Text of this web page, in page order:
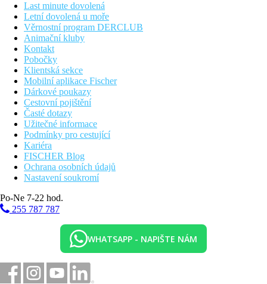
Last minute dovolená
Letní dovolená u moře
Věrnostní program DERCLUB
Animační kluby
Kontakt
Pobočky
Klientská sekce
Mobilní aplikace Fischer
Dárkové poukazy
Cestovní pojištění
Časté dotazy
Užitečné informace
Podmínky pro cestující
Kariéra
FISCHER Blog
Ochrana osobních údajů
Nastavení soukromí
Po-Ne 7-22 hod.
255 787 787
WHATSAPP - NAPIŠTE NÁM